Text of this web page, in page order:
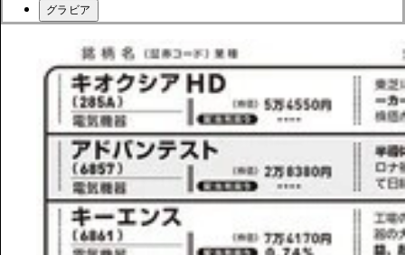
グラビア